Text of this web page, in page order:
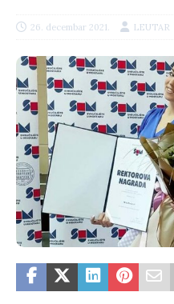
26. decembar 2021. LEUTAR